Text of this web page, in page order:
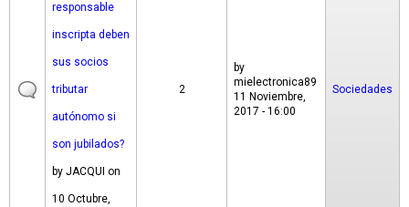
responsable
inscripta deben
sus socios
tributar
autónomo si
son jubilados?
by JACQUI on
10 Octubre,
2
by
mielectronica89
11 Noviembre,
2017 - 16:00
Sociedades